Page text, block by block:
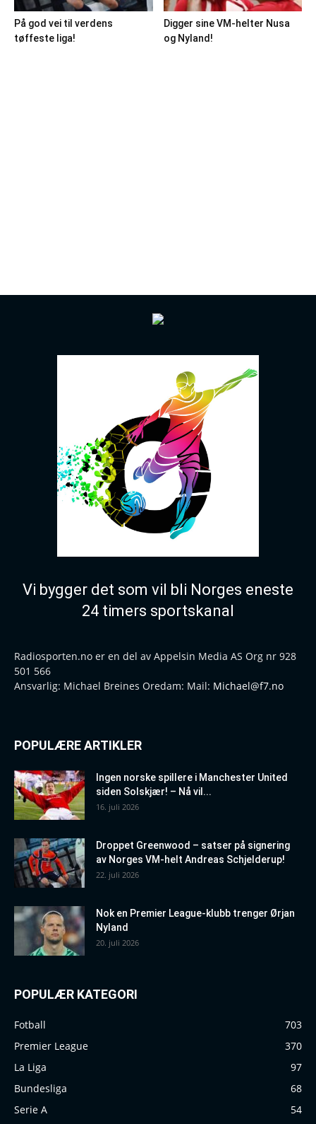
På god vei til verdens
tøffeste liga!
Digger sine VM-helter Nusa
og Nyland!
Vi bygger det som vil bli Norges eneste
24 timers sportskanal
Radiosporten.no er en del av Appelsin Media AS Org nr 928
501 566
Ansvarlig: Michael Breines Oredam: Mail: Michael@f7.no
POPULÆRE ARTIKLER
Ingen norske spillere i Manchester United
siden Solskjær! – Nå vil...
16. juli 2026
Droppet Greenwood – satser på signering
av Norges VM-helt Andreas Schjelderup!
22. juli 2026
Nok en Premier League-klubb trenger Ørjan
Nyland
20. juli 2026
POPULÆR KATEGORI
Fotball
703
Premier League
370
La Liga
97
Bundesliga
68
Serie A
54